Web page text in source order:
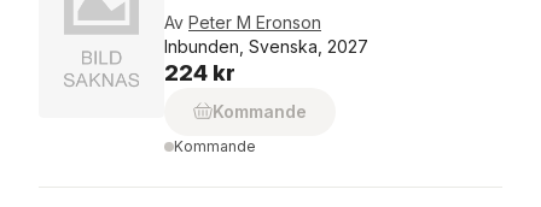
Av Peter M Eronson
Inbunden, Svenska, 2027
224 kr
Kommande
Kommande